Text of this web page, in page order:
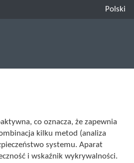
Polski
co oznacza, że zapewnia
kilku metod (analiza
systemu. Aparat
i wskaźnik wykrywalności.